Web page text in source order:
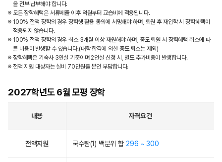
을 전부 납부해야 합니다.
※ 모든 장학혜택은 서류제출 이후 익월부터 교습비에 적용됩니다.
※ 100% 전액 장학의 경우 장학생 활용 동의에 서명해야 하며, 퇴원 후 재입학 시 장학혜택이
적용되지 않습니다.
※ 100% 전액 장학의 경우 최소 3개월 이상 재원해야 하며, 중도 퇴원 시 장학혜택 취소에 따
른 비용이 발생할 수 있습니다.(대학 합격에 의한 중도 퇴소는 제외)
※ 장학혜택은 기숙사 3인실 기준이며 2인실 신청 시, 별도 추가비용이 발생합니다.
※ 전액 지원 대상자는 실비 70만원을 본인 부담합니다.
2027학년도 6월 모평 장학
내용 자격요건
전액지원 국수탐(1) 백분위 합 296 ~ 300